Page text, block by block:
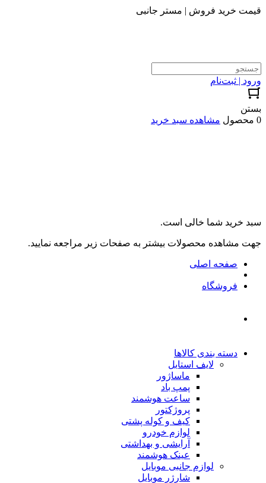
قیمت خرید فروش | مستر جانبی
ورود | ثبت‌نام
بستن
0 محصول
مشاهده سبد خرید
سبد خرید شما خالی است.
جهت مشاهده محصولات بیشتر به صفحات زیر مراجعه نمایید.
صفحه اصلی
فروشگاه
دسته بندی کالاها
لایف استایل
ماساژور
پمپ باد
ساعت هوشمند
پروژکتور
کیف و کوله پشتی
لوازم خودرو
آرایشی و بهداشتی
عینک هوشمند
لوازم جانبی موبایل
شارژر موبایل